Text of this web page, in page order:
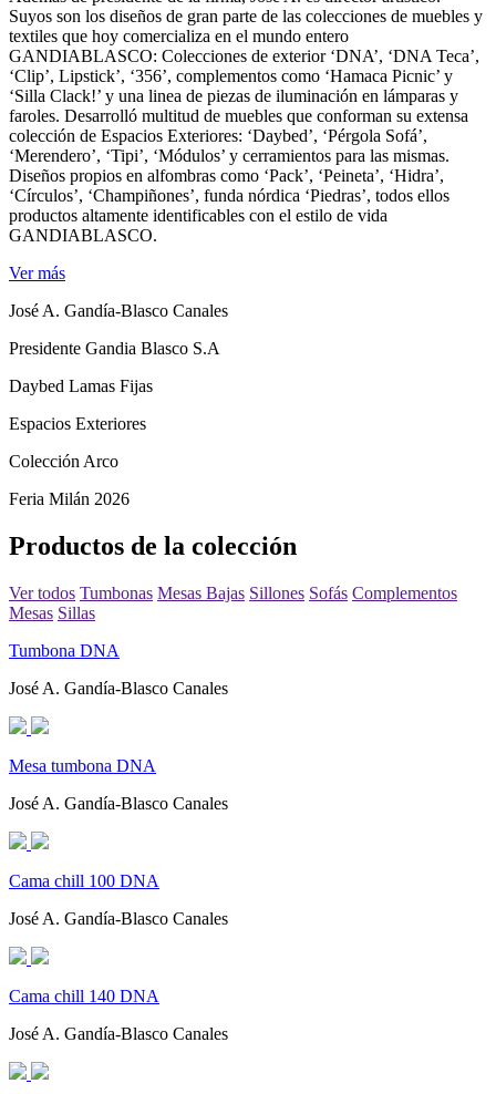
Suyos son los diseños de gran parte de las colecciones de muebles y
textiles que hoy comercializa en el mundo entero
GANDIABLASCO: Colecciones de exterior ‘DNA’, ‘DNA Teca’,
‘Clip’, Lipstick’, ‘356’, complementos como ‘Hamaca Picnic’ y
‘Silla Clack!’ y una linea de piezas de iluminación en lámparas y
faroles. Desarrolló multitud de muebles que conforman su extensa
colección de Espacios Exteriores: ‘Daybed’, ‘Pérgola Sofá’,
‘Merendero’, ‘Tipi’, ‘Módulos’ y cerramientos para las mismas.
Diseños propios en alfombras como ‘Pack’, ‘Peineta’, ‘Hidra’,
‘Círculos’, ‘Champiñones’, funda nórdica ‘Piedras’, todos ellos
productos altamente identificables con el estilo de vida
GANDIABLASCO.
Ver más
José A. Gandía-Blasco Canales
Presidente Gandia Blasco S.A
Daybed Lamas Fijas
Espacios Exteriores
Colección Arco
Feria Milán 2026
Productos de la colección
Ver todos Tumbonas Mesas Bajas Sillones Sofás Complementos
Mesas Sillas
Tumbona DNA
José A. Gandía-Blasco Canales
Mesa tumbona DNA
José A. Gandía-Blasco Canales
Cama chill 100 DNA
José A. Gandía-Blasco Canales
Cama chill 140 DNA
José A. Gandía-Blasco Canales